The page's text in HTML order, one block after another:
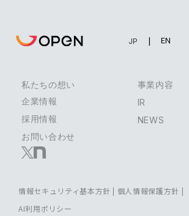
EN
JP
私たちの想い
事業内容
企業情報
IR
採用情報
NEWS
お問い合わせ
情報セキュリティ基本方針 | 個人情報保護方針 |
AI利用ポリシー